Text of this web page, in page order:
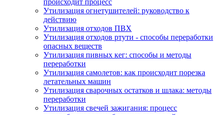
происходит процесс
Утилизация огнетушителей: руководство к
действию
Утилизация отходов ПВХ
Утилизация отходов ртути - способы переработки
опасных веществ
Утилизация пивных кег: способы и методы
переработки
Утилизация самолетов: как происходит порезка
летательных машин
Утилизация сварочных остатков и шлака: методы
переработки
Утилизация свечей зажигания: процесс